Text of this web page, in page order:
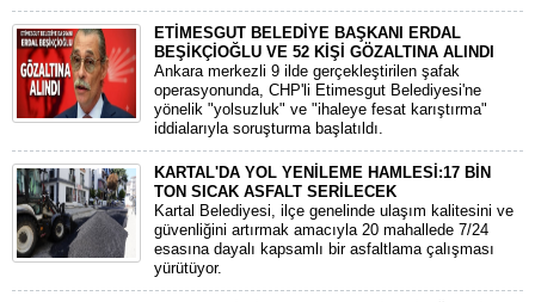
ETİMESGUT BELEDİYE BAŞKANI ERDAL
BEŞİKÇİOĞLU VE 52 KİŞİ GÖZALTINA ALINDI
​Ankara merkezli 9 ilde gerçekleştirilen şafak
operasyonunda, CHP'li Etimesgut Belediyesi'ne
yönelik "yolsuzluk" ve "ihaleye fesat karıştırma"
iddialarıyla soruşturma başlatıldı.
KARTAL'DA YOL YENİLEME HAMLESİ:17 BİN
TON SICAK ASFALT SERİLECEK
​Kartal Belediyesi, ilçe genelinde ulaşım kalitesini ve
güvenliğini artırmak amacıyla 20 mahallede 7/24
esasına dayalı kapsamlı bir asfaltlama çalışması
yürütüyor.